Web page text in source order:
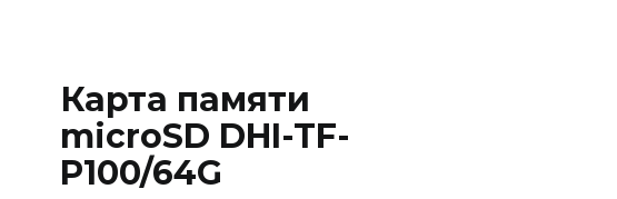
Карта памяти
microSD DHI-TF-
P100/64G